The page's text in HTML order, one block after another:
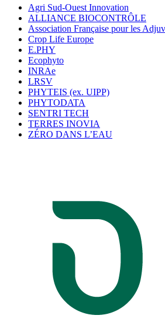
Agri Sud-Ouest Innovation
ALLIANCE BIOCONTRÔLE
Association Française pour les
Crop Life Europe
E.PHY
Ecophyto
INRAe
LRSV
PHYTEIS (ex. UIPP)
PHYTODATA
SENTRI TECH
TERRES INOVIA
ZÉRO DANS L’EAU